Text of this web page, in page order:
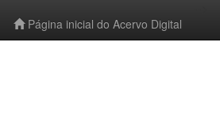
Página inicial do Acervo Digital